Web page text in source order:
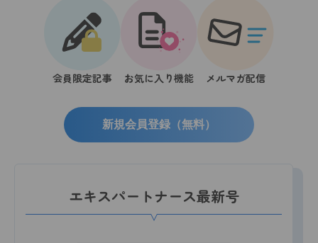
会員限定記事 お気に入り機能 メルマガ配信
新規会員登録（無料）
エキスパートナース最新号